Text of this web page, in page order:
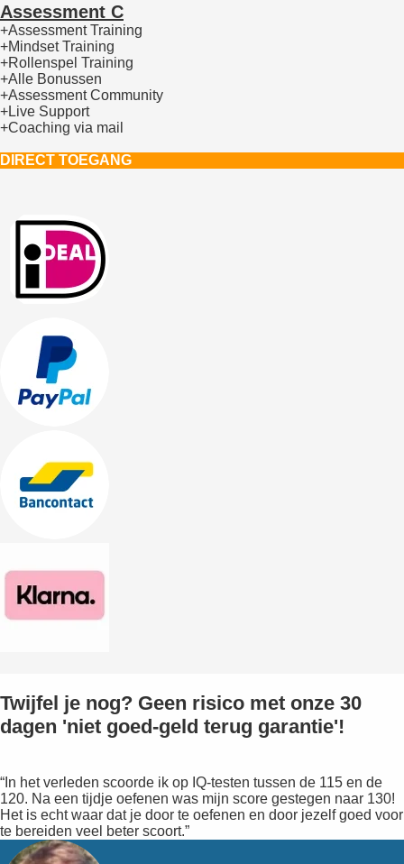
Assessment C
+Assessment Training
+Mindset Training
+Rollenspel Training
+Alle Bonussen
+Assessment Community
+Live Support
+Coaching via mail
DIRECT TOEGANG
Twijfel je nog? Geen risico met onze 30
dagen 'niet goed-geld terug garantie'!
“In het verleden scoorde ik op IQ-testen tussen de 115 en de
120. Na een tijdje oefenen was mijn score gestegen naar 130!
Het is echt waar dat je door te oefenen en door jezelf goed voor
te bereiden veel beter scoort.”